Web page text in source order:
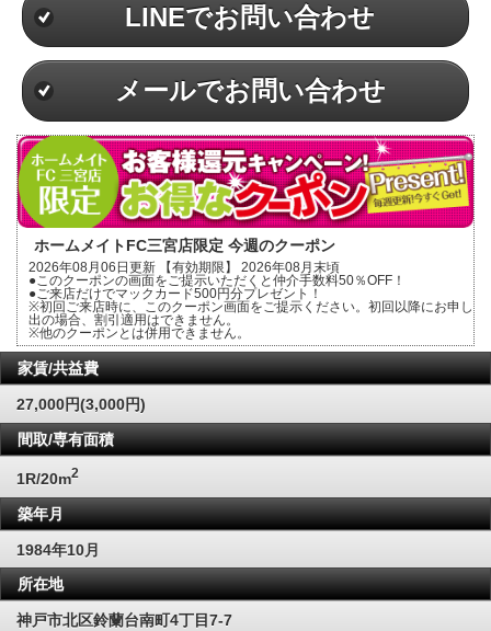
LINEでお問い合わせ
メールでお問い合わせ
ホームメイトFC三宮店限定 今週のクーポン
2026年08月06日更新 【有効期限】 2026年08月末頃
●このクーポンの画面をご提示いただくと仲介手数料50％OFF！
●ご来店だけでマックカード500円分プレゼント！
※初回ご来店時に、このクーポン画面をご提示ください。初回以降にお申し
出の場合、割引適用はできません。
※他のクーポンとは併用できません。
家賃/共益費
27,000円(3,000円)
間取/専有面積
1R/20m2
築年月
1984年10月
所在地
神戸市北区鈴蘭台南町4丁目7-7